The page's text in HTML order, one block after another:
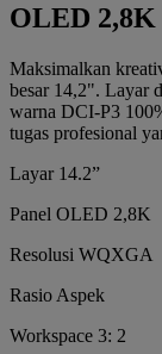
OLED 2,8K
Maksimalkan
besar 14,2". Layar
warna DCI-P3
tugas profesional
Layar 14.2”
Panel OLED 2,8K
Resolusi WQXGA
Rasio Aspek
Workspace 3: 2